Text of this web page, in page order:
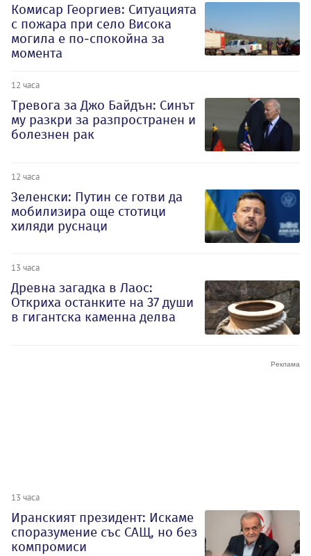
Комисар Георгиев: Ситуацията
с пожара при село Висока
могила е по-спокойна за
момента
12 часа
Тревога за Джо Байдън: Синът
му разкри за разпространен и
болезнен рак
12 часа
Зеленски: Путин се готви да
мобилизира още стотици
хиляди руснаци
13 часа
Древна загадка в Лаос:
Откриха останките на 37 души
в гигантска каменна делва
13 часа
Иранският президент: Искаме
споразумение със САЩ, но без
компромиси